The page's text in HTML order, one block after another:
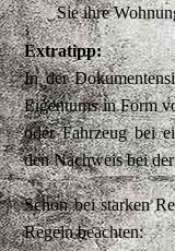
Sie ihre
Extratipp:
In der
Eigentums in Form
oder Fahrzeug bei
den Nachweis bei
Schon bei starken
Regeln beachten: